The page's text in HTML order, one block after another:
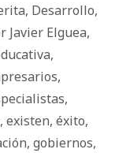
, Desarrollo,
Javier Elguea,
,
,
,
, existen, éxito,
, gobiernos,